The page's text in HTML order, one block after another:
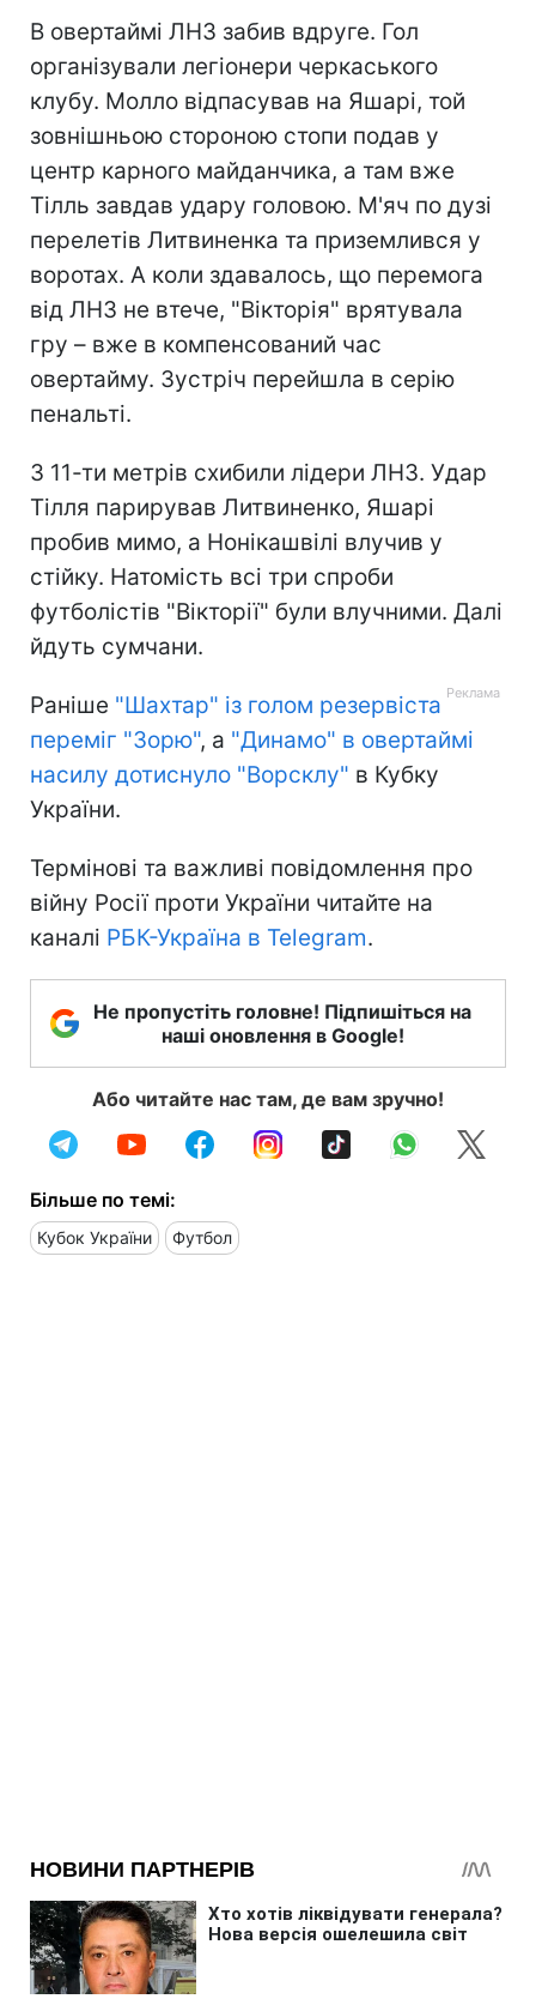
В овертаймі ЛНЗ забив вдруге. Гол
організували легіонери черкаського
клубу. Молло відпасував на Яшарі, той
зовнішньою стороною стопи подав у
центр карного майданчика, а там вже
Тілль завдав удару головою. М'яч по дузі
перелетів Литвиненка та приземлився у
воротах. А коли здавалось, що перемога
від ЛНЗ не втече, "Вікторія" врятувала
гру – вже в компенсований час
овертайму. Зустріч перейшла в серію
пенальті.
З 11-ти метрів схибили лідери ЛНЗ. Удар
Тілля парирував Литвиненко, Яшарі
пробив мимо, а Нонікашвілі влучив у
стійку. Натомість всі три спроби
футболістів "Вікторії" були влучними. Далі
йдуть сумчани.
Раніше "Шахтар" із голом резервіста
переміг "Зорю", а "Динамо" в овертаймі
насилу дотиснуло "Ворсклу" в Кубку
України.
Термінові та важливі повідомлення про
війну Росії проти України читайте на
каналі РБК-Україна в Telegram.
Не пропустіть головне! Підпишіться на
наші оновлення в Google!
Або читайте нас там, де вам зручно!
Більше по темі:
Кубок України Футбол